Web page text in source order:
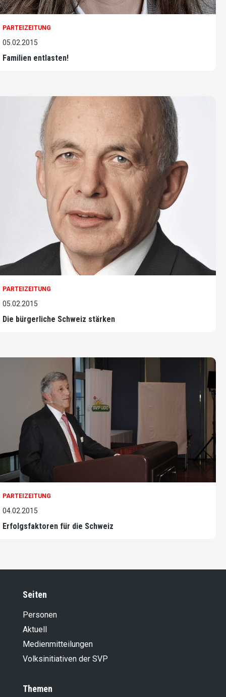
PARTEIZEITUNG
05.02.2015
Familien entlasten!
PARTEIZEITUNG
05.02.2015
Die bürgerliche Schweiz stärken
PARTEIZEITUNG
04.02.2015
Erfolgsfaktoren für die Schweiz
Seiten
Personen
Aktuell
Medienmitteilungen
Volksinitiativen der SVP
Themen